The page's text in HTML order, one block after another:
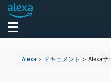
Toggle navigation
Alexa > ドキュメント > Alexaサ
Welcome! Ask the DevAssistant